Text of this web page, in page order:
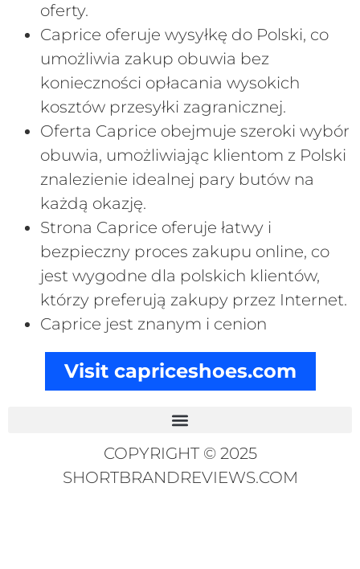
oferty.
Caprice oferuje wysyłkę do Polski, co
umożliwia zakup obuwia bez
konieczności opłacania wysokich
kosztów przesyłki zagranicznej.
Oferta Caprice obejmuje szeroki wybór
obuwia, umożliwiając klientom z Polski
znalezienie idealnej pary butów na
każdą okazję.
Strona Caprice oferuje łatwy i
bezpieczny proces zakupu online, co
jest wygodne dla polskich klientów,
którzy preferują zakupy przez Internet.
Caprice jest znanym i cenion
Visit capriceshoes.com
COPYRIGHT © 2025
SHORTBRANDREVIEWS.COM